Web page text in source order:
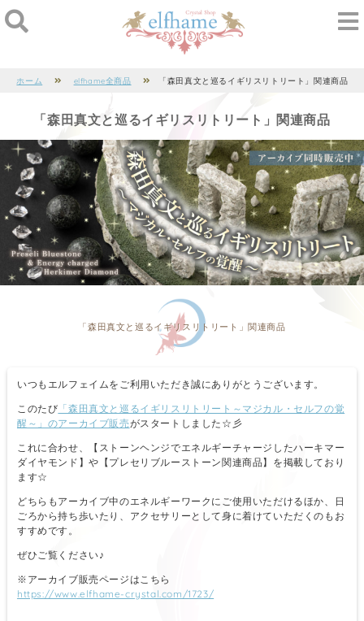
ホーム elfhame全商品 「森田真文と巡るイギリスリトリート」関連商品
「森田真文と巡るイギリスリトリート」関連商品
「森田真文と巡るイギリスリトリート」関連商品
いつもエルフェイムをご利用いただき誠にありがとうございます。
このたび 「森田真文と巡るイギリスリトリート～マジカル・セルフの覚
醒～」のアーカイブ販売がスタートしました☆彡
これに合わせ、【ストーンヘンジでエネルギーチャージしたハーキマー
ダイヤモンド】や【プレセリブルーストーン関連商品】を掲載しており
ます☆
どちらもアーカイブ中のエネルギーワークにご使用いただけるほか、日
ごろから持ち歩いたり、アクセサリーとして身に着けていただくのもお
すすめです。
ぜひご覧ください♪
※アーカイブ販売ページはこちら
https://www.elfhame-crystal.com/1723/